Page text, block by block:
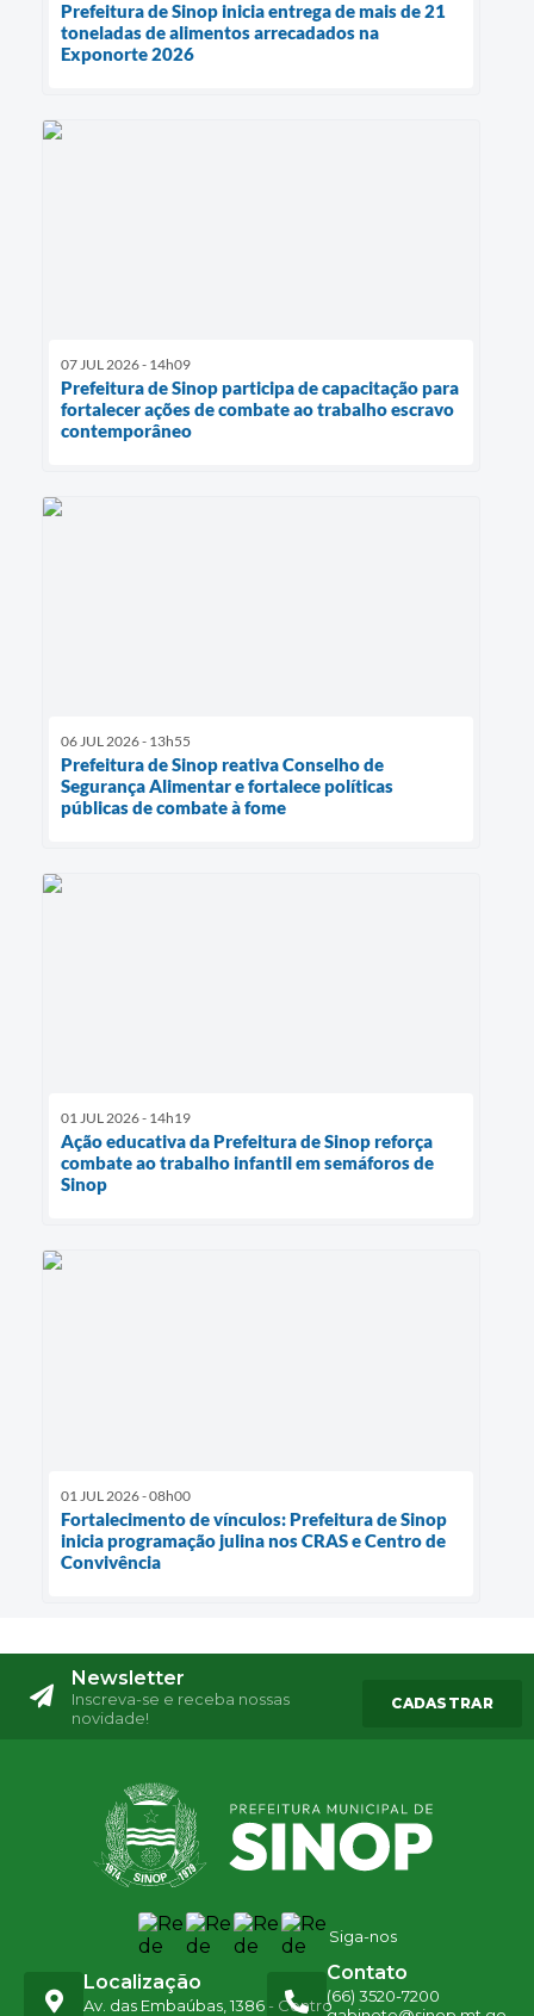
Prefeitura de Sinop inicia entrega de mais de 21
toneladas de alimentos arrecadados na
Exponorte 2026
07 JUL 2026 - 14h09
Prefeitura de Sinop participa de capacitação para
fortalecer ações de combate ao trabalho escravo
contemporâneo
06 JUL 2026 - 13h55
Prefeitura de Sinop reativa Conselho de
Segurança Alimentar e fortalece políticas
públicas de combate à fome
01 JUL 2026 - 14h19
Ação educativa da Prefeitura de Sinop reforça
combate ao trabalho infantil em semáforos de
Sinop
01 JUL 2026 - 08h00
Fortalecimento de vínculos: Prefeitura de Sinop
inicia programação julina nos CRAS e Centro de
Convivência
Newsletter
Inscreva-se e receba nossas
novidade!
CADASTRAR
Siga-nos
Localização
Av. das Embaúbas, 1386 - Centro
Contato
(66) 3520-7200